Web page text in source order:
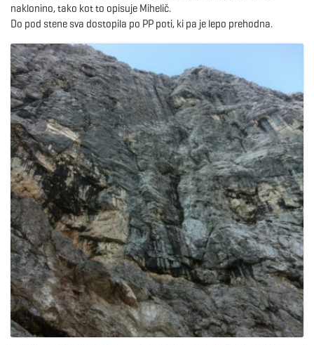
l
e
n
a
v
i
naklonino, tako kot to opisuje Mihelič.
Do pod stene sva dostopila po PP poti, ki pa je lepo prehodna.